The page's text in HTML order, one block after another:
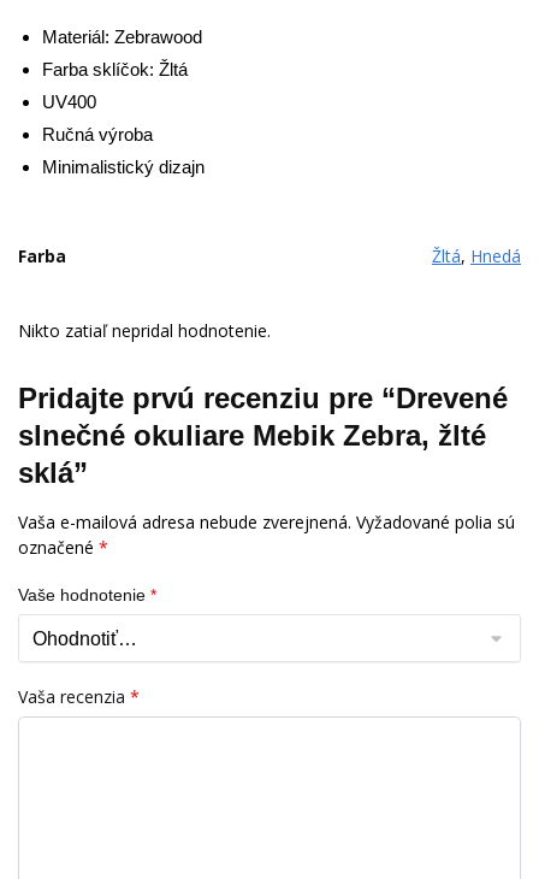
Materiál: Zebrawood
Farba sklíčok: Žltá
UV400
Ručná výroba
Minimalistický dizajn
Farba Žltá, Hnedá
Nikto zatiaľ nepridal hodnotenie.
Pridajte prvú recenziu pre “Drevené
slnečné okuliare Mebik Zebra, žlté
sklá”
Vaša e-mailová adresa nebude zverejnená. Vyžadované polia sú
označené *
Vaše hodnotenie *
Vaša recenzia *